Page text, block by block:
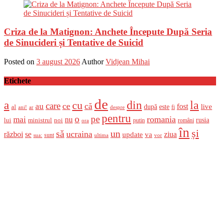
Criza de la Matignon: Anchete Începute După Seria
de Sinucideri și Tentative de Suicid
Posted on 3 august 2026 Author Vidjean Mihai
Etichete
a al ani! ar au care ce cu că de despre din după este fi fost la live
lui mai ministrul noi nu o ora pepentru putin romania români rusia
război se sua: sunt să ucraina ultima un update va vor ziua în și